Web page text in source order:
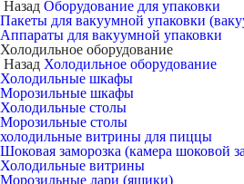
Назад Оборудование для упаковки
Пакеты для вакуумной упаковки
Аппараты для вакуумной упаковки
Холодильное оборудование
Назад Холодильное оборудование
Холодильные шкафы
Морозильные шкафы
Холодильные столы
Морозильные столы
холодильные витрины для пиццы
Шоковая заморозка (камера шоковой
Холодильные витрины
Морозильные лари (ящики)